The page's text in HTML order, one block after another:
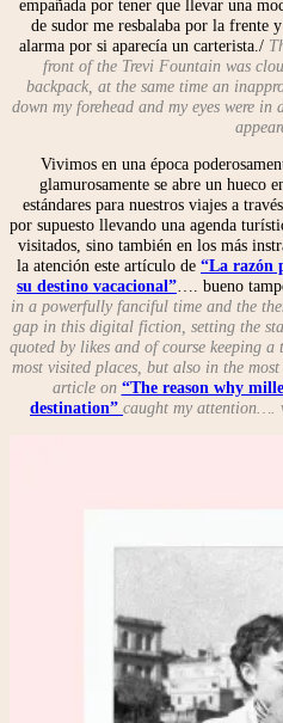
empañada por tener que llevar una
de sudor me resbalaba por la frente
alarma por si aparecía un carterista./
front of the Trevi Fountain was
backpack, at the same time an
down my forehead and my eyes were
Vivimos en una época
glamurosamente se abre un hueco
estándares para nuestros viajes a
por supuesto llevando una agenda
visitados, sino también en los más
la atención este artículo de “La razón
su destino vacacional” …. bueno
in a powerfully fanciful time and the
gap in this digital fiction, setting the
quoted by likes and of course keeping
most visited places, but also in the
article on “The reason why
destination” caught my attention….